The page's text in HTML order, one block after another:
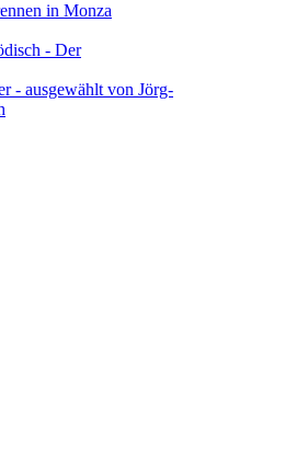
in Monza
- Der
- ausgewählt von Jörg-